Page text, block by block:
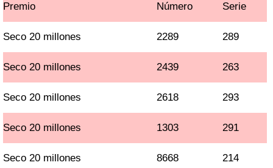
Premio Número Serie
Seco 20 millones 2289 289
Seco 20 millones 2439 263
Seco 20 millones 2618 293
Seco 20 millones 1303 291
Seco 20 millones 8668 214